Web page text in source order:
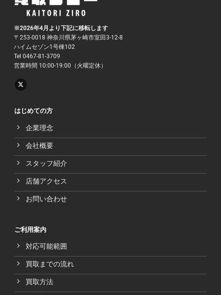
※2026年4月より下記に移転します
〒253-0018 神奈川県茅ヶ崎市室田3-12-8
ハイムセゾン1号棟102
Tel 0467-81-3709
営業時間 10:00-19:00（火曜定休）
はじめての方
企業理念
会社概要
スタッフ紹介
店舗アクセス
お問い合わせ
ご利用案内
対応可能範囲
買取までの流れ
買取方法